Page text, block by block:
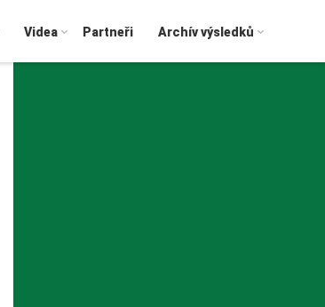
Videa Partneři Archív výsledků